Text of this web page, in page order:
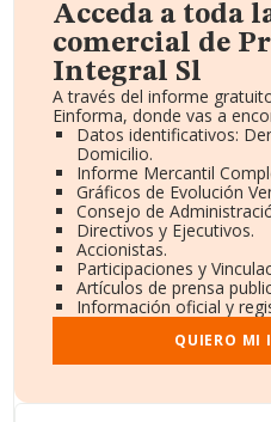
Acceda a toda
comercial de
Integral Sl
A través del informe
Einforma, donde vas a
Datos identificativos:
Domicilio.
Informe Mercantil
Gráficos de Evolución
Consejo de
Directivos y Ejecutivos.
Accionistas.
Participaciones y
Artículos de prensa
Información oficial y
QUIERO MI